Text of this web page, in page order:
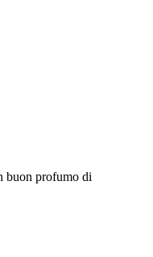
buon profumo di